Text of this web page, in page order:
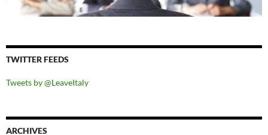
TWITTER FEEDS
Tweets by @LeaveItaly
ARCHIVES